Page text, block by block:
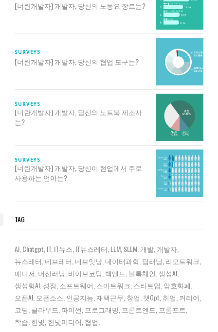
[너란개발자] 개발자, 당신의 노동요 장르는?
SURVEYS
[너란개발자] 개발자, 당신의 협업 도구는?
SURVEYS
[너란개발자] 개발자, 당신의 노트북 제조사
는?
SURVEYS
[너란개발자] 개발자, 당신이 현업에서 주로
사용하는 언어는?
TAG
AI Chatgpt IT IT뉴스 IT뉴스레터 LLM SLLM 개발 개발자
뉴스레터 데브레터 데브잇냥 데이터과학 딥러닝 리모트워크
매니저 머신러닝 바이브코딩 백엔드 블록체인 생성AI
생성형AI 성장 소프트웨어 스마트워크 스타트업 암호화폐
오픈AI 오픈소스 인공지능 재택근무 창업 챗gpt 취업 커리어
코딩 클라우드 파이썬 프로그래밍 프론트엔드 프롬프트
학습 한빛 한빛미디어 협업